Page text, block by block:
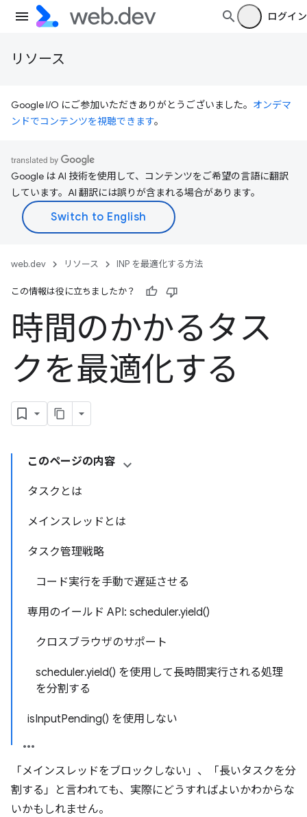
ログイン
リソース
Google I/O にご参加いただきありがとうございました。 オンデマ
ンドでコンテンツを視聴できます。
Google は AI 技術を使用して、コンテンツをご希望の言語に翻訳
しています。AI 翻訳には誤りが含まれる場合があります。
web.dev リソース INP を最適化する方法
この情報は役に立ちましたか？
時間のかかるタス
クを最適化する
このページの内容
タスクとは
メインスレッドとは
タスク管理戦略
コード実行を手動で遅延させる
専用のイールド API: scheduler.yield()
クロスブラウザのサポート
scheduler.yield() を使用して長時間実行される処理
を分割する
isInputPending() を使用しない
「メインスレッドをブロックしない」、「長いタスクを分
割する」と言われても、実際にどうすればよいかわからな
いかもしれません。